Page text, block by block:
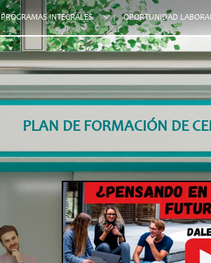
PROGRAMAS INTEGRALES OPORTUNIDAD
PLAN DE FORMACIÓN DE